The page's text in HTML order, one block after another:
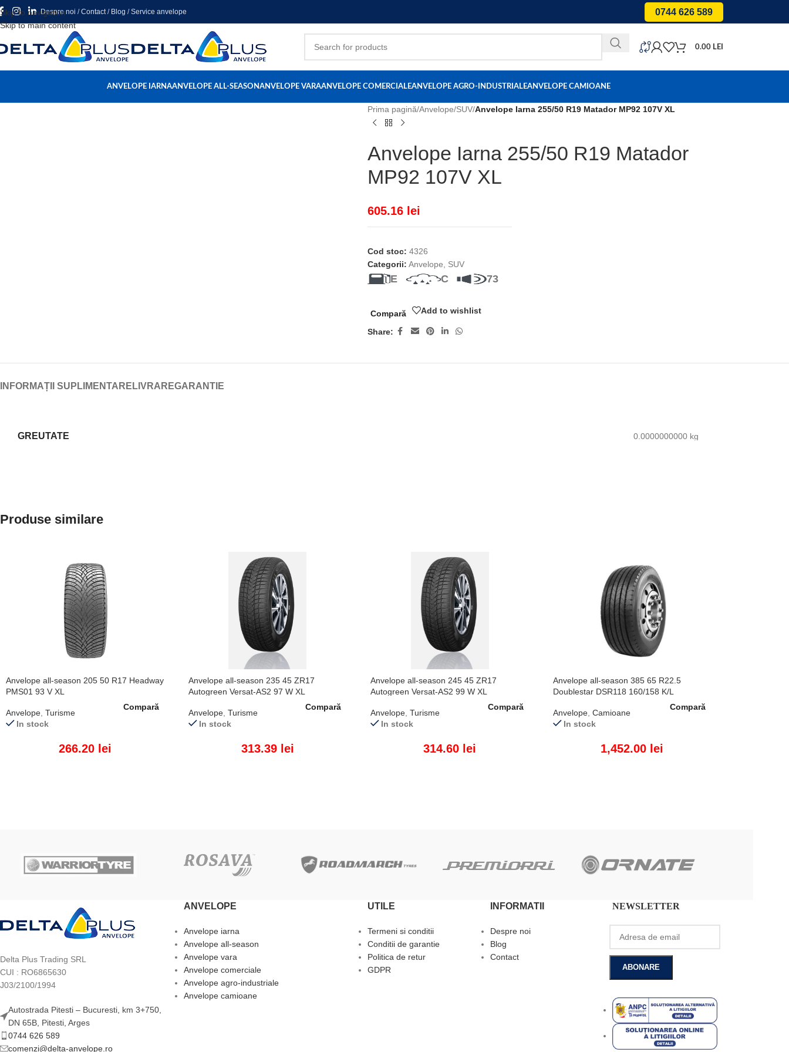
Skip to navigation
Skip to main content
Despre noi /Contact/ Blog /Service anvelope 0744 626 589
0.00 LEI
ANVELOPE IARNAANVELOPE ALL-SEASONANVELOPE VARAANVELOPE COMERCIALEANVELOPE AGRO-INDUSTRIALEANVELOPE CAMIOANE
Prima pagină/Anvelope/SUV/Anvelope Iarna 255/50 R19 Matador MP92 107V XL
Anvelope Iarna 255/50 R19 Matador
MP92 107V XL
605.16 lei
Cod stoc: 4326
Categorii: Anvelope SUV
E C 73
Compară Add to wishlist
Share:
INFORMAȚII SUPLIMENTARE LIVRAREGARANTIE
GREUTATE 0.0000000000 kg
Produse similare
Anvelope all-season 205 50 R17 Headway
PMS01 93 V XL
Anvelope Turisme
In stock
266.20 lei
Compară
Anvelope all-season 235 45 ZR17
Autogreen Versat-AS2 97 W XL
Anvelope, Turisme
In stock
313.39 lei
Compară
Anvelope all-season 245 45 ZR17
Autogreen Versat-AS2 99 W XL
Anvelope Turisme
In stock
314.60 lei
Compară
Anvelope all-season 385 65 R22.5
Doublestar DSR118 160/158 K/L
Anvelope, Camioane
In stock
1,452.00 lei
Compară
Delta Plus Trading SRL
CUI : RO6865630
J03/2100/1994
Autostrada Pitesti – Bucuresti, km 3+750,
DN 65B, Pitesti, Arges
0744 626 589
comenzi@delta-anvelope.ro
ANVELOPE
Anvelope iarna
Anvelope all-season
Anvelope vara
Anvelope comerciale
Anvelope agro-industriale
Anvelope camioane
UTILE
Termeni si conditii
Conditii de garantie
Politica de retur
GDPR
INFORMATII
Despre noi
Blog
Contact
NEWSLETTER